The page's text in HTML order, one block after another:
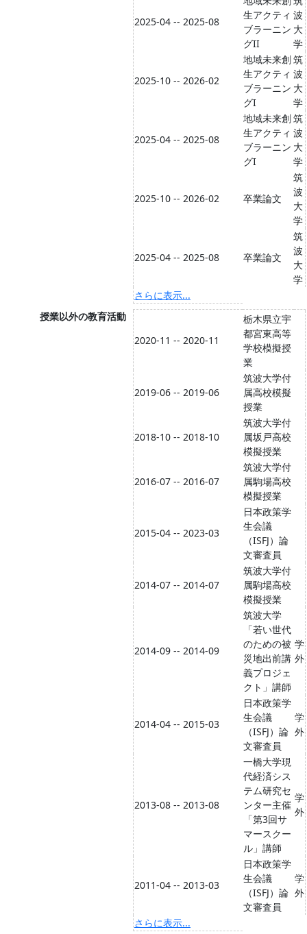
2025-04 -- 2025-08
生アクティ
ブラーニン
グII
波
大
学
2025-10 -- 2026-02
地域未来創
生アクティ
ブラーニン
グI
筑
波
大
学
2025-04 -- 2025-08
地域未来創
生アクティ
ブラーニン
グI
筑
波
大
学
2025-10 -- 2026-02 卒業論文
筑
波
大
学
2025-04 -- 2025-08 卒業論文
筑
波
大
学
さらに表示...
授業以外の教育活動
2020-11 -- 2020-11
栃木県立宇
都宮東高等
学校模擬授
業
2019-06 -- 2019-06
筑波大学付
属高校模擬
授業
2018-10 -- 2018-10
筑波大学付
属坂戸高校
模擬授業
2016-07 -- 2016-07
筑波大学付
属駒場高校
模擬授業
2015-04 -- 2023-03
日本政策学
生会議
（ISFJ）論
文審査員
2014-07 -- 2014-07
筑波大学付
属駒場高校
模擬授業
2014-09 -- 2014-09
筑波大学
「若い世代
のための被
災地出前講
義プロジェ
クト」講師
学
外
2014-04 -- 2015-03
日本政策学
生会議
（ISFJ）論
文審査員
学
外
2013-08 -- 2013-08
一橋大学現
代経済シス
テム研究セ
ンター主催
「第3回サ
マースクー
ル」講師
学
外
2011-04 -- 2013-03
日本政策学
生会議
（ISFJ）論
文審査員
学
外
さらに表示...